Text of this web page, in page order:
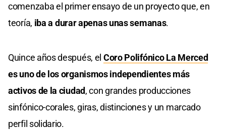
comenzaba el primer ensayo de un proyecto que, en
teoría, iba a durar apenas unas semanas.
Quince años después, el Coro Polifónico La Merced
es uno de los organismos independientes más
activos de la ciudad, con grandes producciones
sinfónico-corales, giras, distinciones y un marcado
perfil solidario.